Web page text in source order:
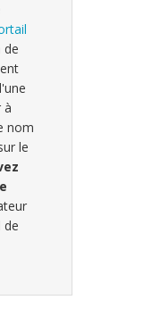
de
à
nom
le
de